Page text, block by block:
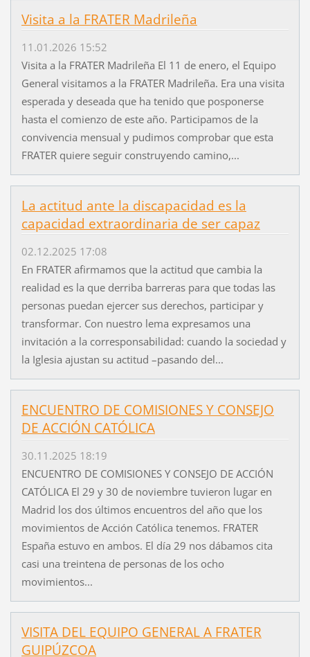
Visita a la FRATER Madrileña
11.01.2026 15:52
Visita a la FRATER Madrileña El 11 de enero, el Equipo
General visitamos a la FRATER Madrileña. Era una visita
esperada y deseada que ha tenido que posponerse
hasta el comienzo de este año. Participamos de la
convivencia mensual y pudimos comprobar que esta
FRATER quiere seguir construyendo camino,...
La actitud ante la discapacidad es la
capacidad extraordinaria de ser capaz
02.12.2025 17:08
En FRATER afirmamos que la actitud que cambia la
realidad es la que derriba barreras para que todas las
personas puedan ejercer sus derechos, participar y
transformar. Con nuestro lema expresamos una
invitación a la corresponsabilidad: cuando la sociedad y
la Iglesia ajustan su actitud –pasando del...
ENCUENTRO DE COMISIONES Y CONSEJO
DE ACCIÓN CATÓLICA
30.11.2025 18:19
ENCUENTRO DE COMISIONES Y CONSEJO DE ACCIÓN
CATÓLICA El 29 y 30 de noviembre tuvieron lugar en
Madrid los dos últimos encuentros del año que los
movimientos de Acción Católica tenemos. FRATER
España estuvo en ambos. El día 29 nos dábamos cita
casi una treintena de personas de los ocho
movimientos...
VISITA DEL EQUIPO GENERAL A FRATER
GUIPÚZCOA